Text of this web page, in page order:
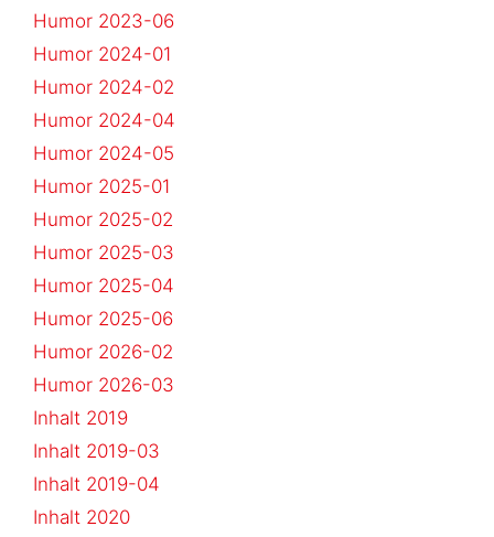
Humor 2023-06
Humor 2024-01
Humor 2024-02
Humor 2024-04
Humor 2024-05
Humor 2025-01
Humor 2025-02
Humor 2025-03
Humor 2025-04
Humor 2025-06
Humor 2026-02
Humor 2026-03
Inhalt 2019
Inhalt 2019-03
Inhalt 2019-04
Inhalt 2020